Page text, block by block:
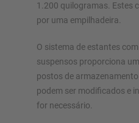
1.200 quilogramas. Estes
por uma empilhadeira.
O sistema de estantes
suspensos proporciona
postos de
podem ser modificados e
for necessário.